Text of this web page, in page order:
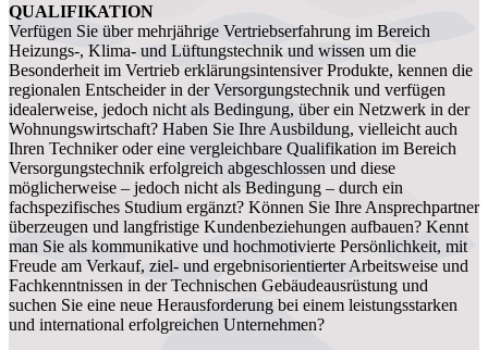
QUALIFIKATION
Verfügen Sie über mehrjährige Vertriebserfahrung im Bereich
Heizungs-, Klima- und Lüftungstechnik und wissen um die
Besonderheit im Vertrieb erklärungsintensiver Produkte, kennen die
regionalen Entscheider in der Versorgungstechnik und verfügen
idealerweise, jedoch nicht als Bedingung, über ein Netzwerk in der
Wohnungswirtschaft? Haben Sie Ihre Ausbildung, vielleicht auch
Ihren Techniker oder eine vergleichbare Qualifikation im Bereich
Versorgungstechnik erfolgreich abgeschlossen und diese
möglicherweise – jedoch nicht als Bedingung – durch ein
fachspezifisches Studium ergänzt? Können Sie Ihre Ansprechpartner
überzeugen und langfristige Kundenbeziehungen aufbauen? Kennt
man Sie als kommunikative und hochmotivierte Persönlichkeit, mit
Freude am Verkauf, ziel- und ergebnisorientierter Arbeitsweise und
Fachkenntnissen in der Technischen Gebäudeausrüstung und
suchen Sie eine neue Herausforderung bei einem leistungsstarken
und international erfolgreichen Unternehmen?